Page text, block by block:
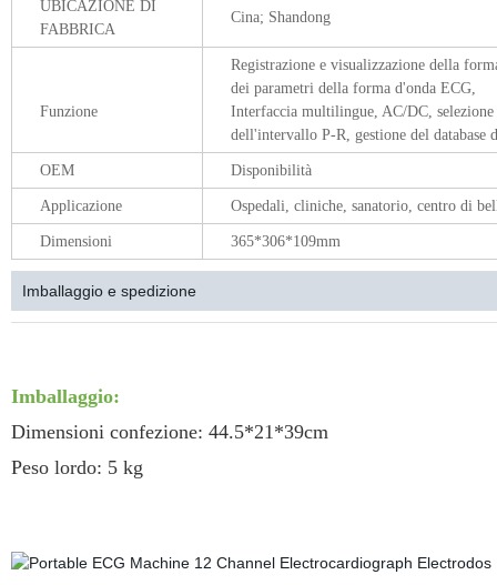
UBICAZIONE DI
FABBRICA
Cina; Shandong
Funzione
Registrazione e visualizzazione della
dei parametri della forma d'onda ECG,
Interfaccia multilingue, AC/DC,
dell'intervallo P-R, gestione del database
OEM Disponibilità
Applicazione Ospedali, cliniche, sanatorio, centro di
Dimensioni 365*306*109mm
Imballaggio e spedizione
Imballaggio:
Dimensioni confezione: 44.5*21*39cm
Peso lordo: 5 kg